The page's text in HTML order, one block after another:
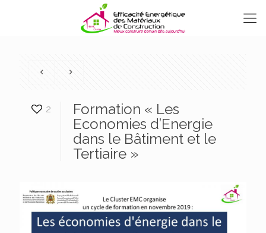
2
Formation « Les
Economies d’Energie
dans le Bâtiment et le
Tertiaire »